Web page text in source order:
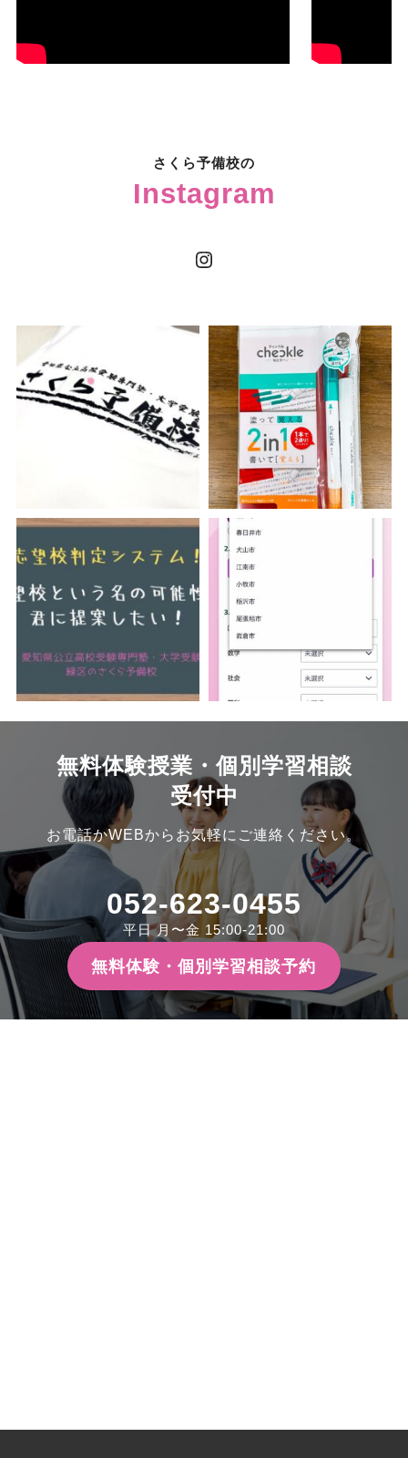
さくら予備校の
Instagram
Instagram
無料体験授業・個別学習相談
受付中
お電話かWEBからお気軽にご連絡ください。
052-623-0455
平日 月〜金 15:00-21:00
無料体験・個別学習相談予約